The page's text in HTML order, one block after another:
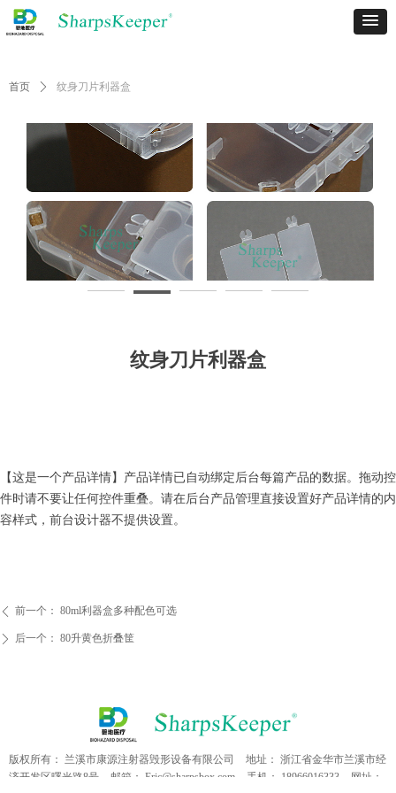
首页 ꄲ 纹身刀片利器盒
纹身刀片利器盒
ꄴ 前一个： 80ml利器盒多种配色可选
ꄲ 后一个： 80升黄色折叠筐
【这是一个产品详情】产品详情已自动绑定后台每篇产品的数据。拖动控
件时请不要让任何控件重叠。请在后台产品管理直接设置好产品详情的内
容样式，前台设计器不提供设置。
版权所有： 兰溪市康源注射器毁形设备有限公司 地址： 浙江省金华市兰溪市经
济开发区曙光路8号
邮箱： Eric@sharpsbox.com 手机： 18966016333
网址：